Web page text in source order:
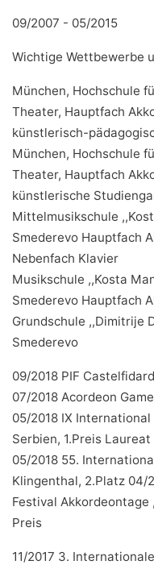
09/2007 - 05/2015
Wichtige Wettbewerbe
München, Hochschule
Theater, Hauptfach
künstlerisch-
München, Hochschule
Theater, Hauptfach
künstlerische
Mittelmusikschule
Smederevo Hauptfach
Nebenfach Klavier
Musikschule ,,Kosta
Smederevo Hauptfach
Grundschule ,,Dimitrije
Smederevo
09/2018 PIF
07/2018 Acordeon
05/2018 IX
Serbien, 1.Preis Laureat
05/2018 55.
Klingenthal, 2.Platz 04/
Festival Akkordeontage
Preis
11/2017 3.